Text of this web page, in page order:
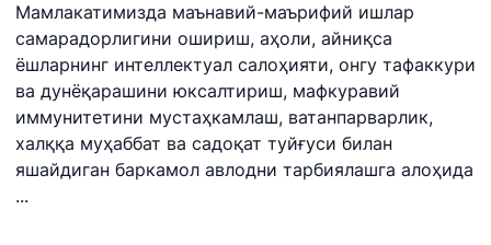
Мамлакатимизда маънавий-маърифий ишлар
самарадорлигини ошириш, аҳоли, айниқса
ёшларнинг интеллектуал салоҳияти, онгу тафаккури
ва дунёқарашини юксалтириш, мафкуравий
иммунитетини мустаҳкамлаш, ватанпарварлик,
халққа муҳаббат ва садоқат туйғуси билан
яшайдиган баркамол авлодни тарбиялашга алоҳида
...